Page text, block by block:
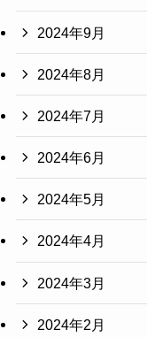
2024年9月
2024年8月
2024年7月
2024年6月
2024年5月
2024年4月
2024年3月
2024年2月